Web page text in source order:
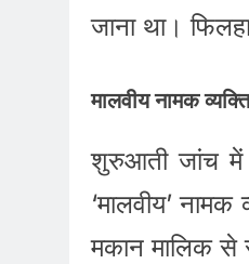
जाना था।
मालवीय नामक
शुरुआती जांच में
‘मालवीय’
मकान मालिक से